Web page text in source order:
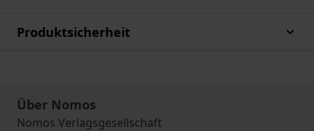
Produktsicherheit
Über Nomos
Nomos Verlagsgesellschaft